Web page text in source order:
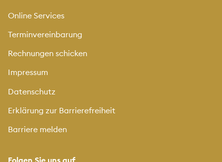
Online Services
Terminvereinbarung
Rechnungen schicken
Impressum
Datenschutz
Erklärung zur Barrierefreiheit
Barriere melden